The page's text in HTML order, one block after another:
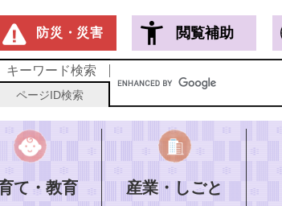
防災・災害 閲覧補助
キーワード検索
ページID検索
て・教育 産業・しごと